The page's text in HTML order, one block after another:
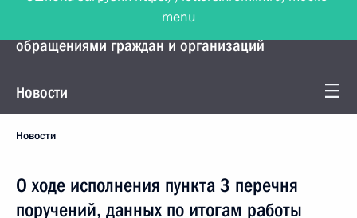
Управление Президента по работе с
обращениями граждан и организаций
Новости
Новости
О ходе исполнения пункта 3 перечня
поручений, данных по итогам работы
menu